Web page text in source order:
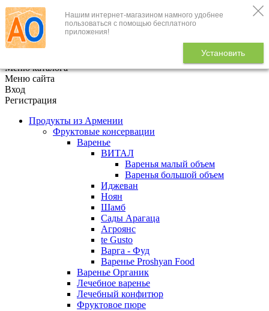
Нашим интернет-магазином намного удобнее
пользоваться с помощью бесплатного
приложения!
Установить
+7 (495) 646-888-1
В корзине
Меню каталога
Меню сайта
Вход
Регистрация
Продукты из Армении
Фруктовые консервации
Варенье
ВИТАЛ
Варенья малый объем
Варенья большой объем
Иджеван
Ноян
Шамб
Сады Арагаца
Агроянс
te Gusto
Варга - Фуд
Варенье Proshyan Food
Варенье Органик
Лечебное варенье
Лечебный конфитюр
Фруктовое пюре